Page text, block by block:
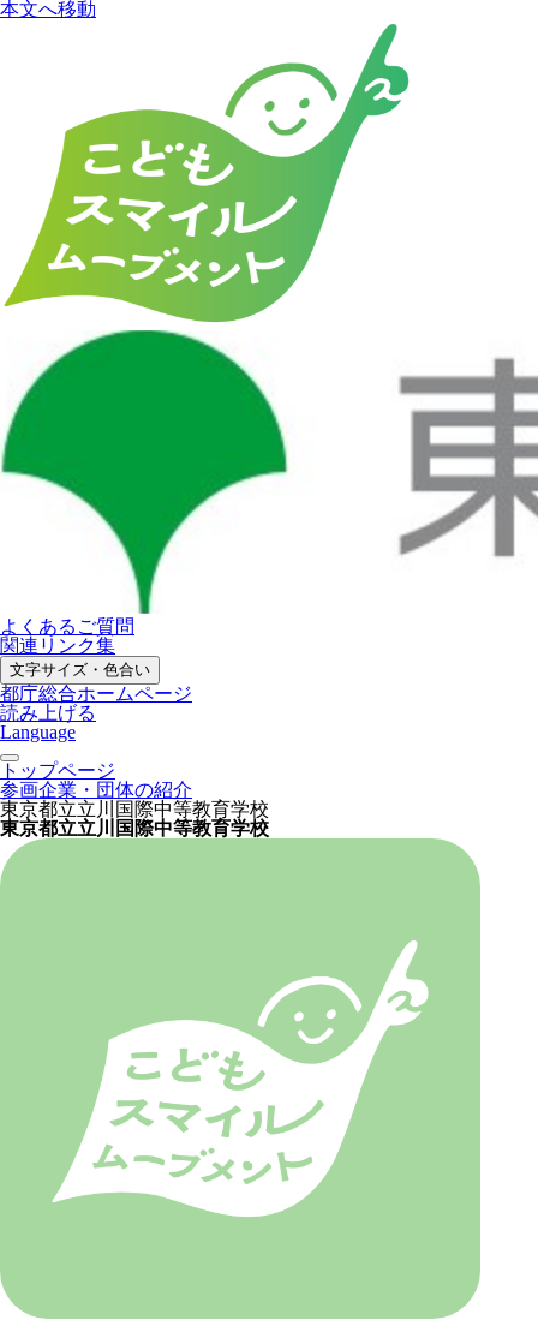
本文へ移動
よくあるご質問
関連リンク集
文字サイズ・色合い
都庁総合ホームページ
読み上げる
Language
トップページ
参画企業・団体の紹介
東京都立立川国際中等教育学校
東京都立立川国際中等教育学校